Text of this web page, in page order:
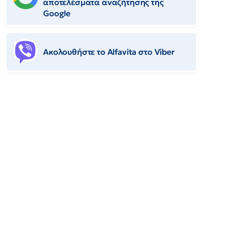
αποτελέσματα αναζήτησης της
Google
Ακολουθήστε το Αlfavita στο Viber